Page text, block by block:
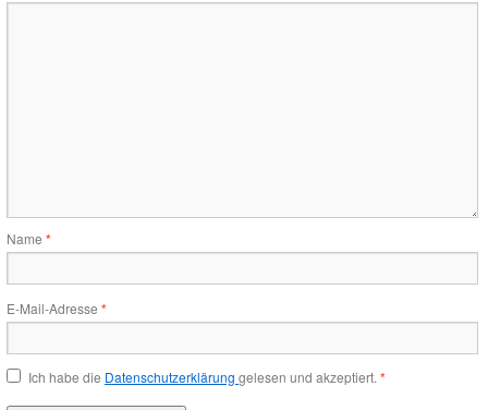
Name *
E-Mail-Adresse *
Ich habe die Datenschutzerklärung gelesen und akzeptiert. *